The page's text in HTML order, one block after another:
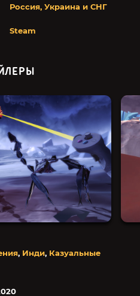
Россия, Украина и СНГ
Steam
, Инди, Казуальные